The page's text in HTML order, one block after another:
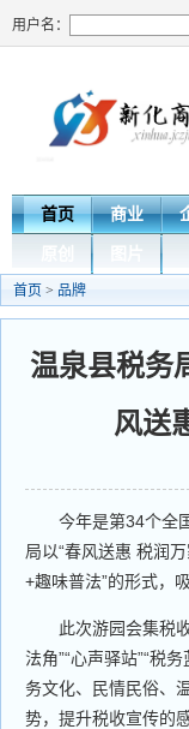
用户名：
首页 商业
原创 图片
首页 > 品牌
温泉县税务
风送
今年是第34个全国
局以“春风送惠 税润
+趣味普法”的形式，
此次游园会集税收
法角”“心声驿站”“税
务文化、民情民俗、
势，提升税收宣传的